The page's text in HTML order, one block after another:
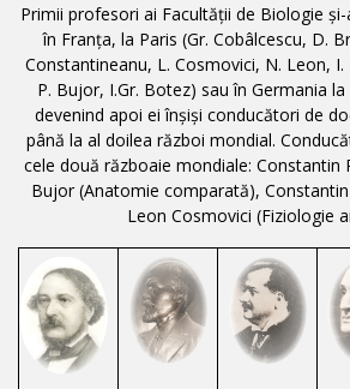
Primii profesori ai Facultății de Biologie
în Franța, la Paris (Gr. Cobâlcescu, D.
Constantineanu, L. Cosmovici, N. Leon, I.
P. Bujor, I.Gr. Botez) sau în Germania
devenind apoi ei înșiși conducători de
până la al doilea război mondial.
cele două războaie mondiale: Constantin
Bujor (Anatomie comparată),
Leon Cosmovici (Fiziologie